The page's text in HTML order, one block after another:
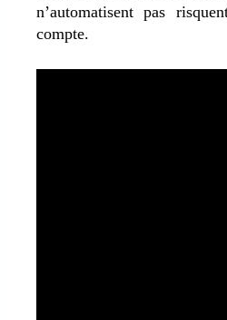
n’automatisent pas
compte.